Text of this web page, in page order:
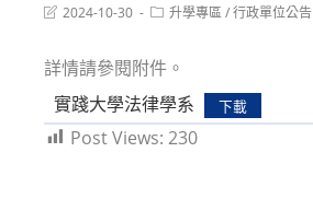
Post2024-10-30
Post升學專區/行政單位公告
詳情請參閱附件。
實踐大學法律學系
下載
Post Views: 230